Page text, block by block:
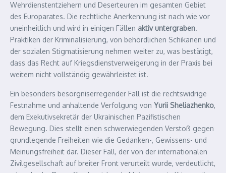
Wehrdienstentziehern und Deserteuren im gesamten Gebiet
des Europarates. Die rechtliche Anerkennung ist nach wie vor
uneinheitlich und wird in einigen Fällen aktiv untergraben.
Praktiken der Kriminalisierung, von behördlichen Schikanen und
der sozialen Stigmatisierung nehmen weiter zu, was bestätigt,
dass das Recht auf Kriegsdienstverweigerung in der Praxis bei
weitem nicht vollständig gewährleistet ist.
Ein besonders besorgniserregender Fall ist die rechtswidrige
Festnahme und anhaltende Verfolgung von Yurii Sheliazhenko,
dem Exekutivsekretär der Ukrainischen Pazifistischen
Bewegung. Dies stellt einen schwerwiegenden Verstoß gegen
grundlegende Freiheiten wie die Gedanken-, Gewissens- und
Meinungsfreiheit dar. Dieser Fall, der von der internationalen
Zivilgesellschaft auf breiter Front verurteilt wurde, verdeutlicht,